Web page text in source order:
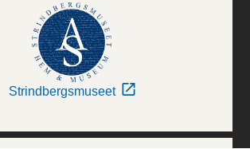
Strindbergsmuseet